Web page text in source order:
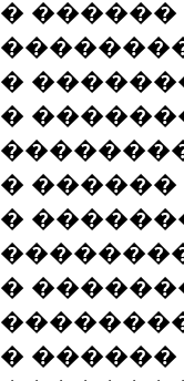
� ������
�
�
�
�
�
�